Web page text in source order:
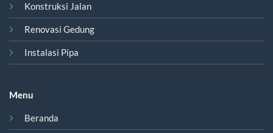
Konstruksi Jalan
Renovasi Gedung
Instalasi Pipa
Menu
Beranda